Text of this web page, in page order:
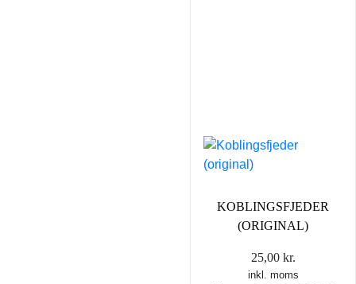
KOBLINGSFJEDER
(ORIGINAL)
25,00 kr.
inkl. moms